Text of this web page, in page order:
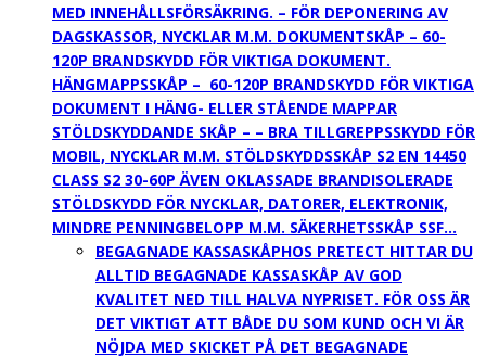
MED INNEHÅLLSFÖRSÄKRING. – FÖR DEPONERING AV
DAGSKASSOR, NYCKLAR M.M. DOKUMENTSKÅP – 60-
120P BRANDSKYDD FÖR VIKTIGA DOKUMENT.
HÄNGMAPPSSKÅP – 60-120P BRANDSKYDD FÖR VIKTIGA
DOKUMENT I HÄNG- ELLER STÅENDE MAPPAR
STÖLDSKYDDANDE SKÅP – – BRA TILLGREPPSSKYDD FÖR
MOBIL, NYCKLAR M.M. STÖLDSKYDDSSKÅP S2 EN 14450
CLASS S2 30-60P ÄVEN OKLASSADE BRANDISOLERADE
STÖLDSKYDD FÖR NYCKLAR, DATORER, ELEKTRONIK,
MINDRE PENNINGBELOPP M.M. SÄKERHETSSKÅP SSF…
BEGAGNADE KASSASKÅPHOS PRETECT HITTAR DU
ALLTID BEGAGNADE KASSASKÅP AV GOD
KVALITET NED TILL HALVA NYPRISET. FÖR OSS ÄR
DET VIKTIGT ATT BÅDE DU SOM KUND OCH VI ÄR
NÖJDA MED SKICKET PÅ DET BEGAGNADE